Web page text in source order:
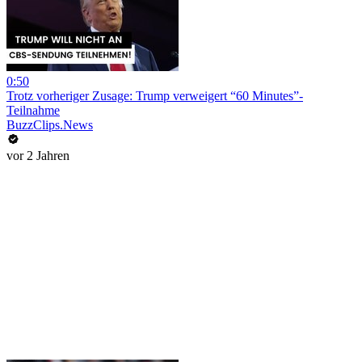
0:50
Trotz vorheriger Zusage: Trump verweigert “60 Minutes”-
Teilnahme
BuzzClips.News
vor 2 Jahren